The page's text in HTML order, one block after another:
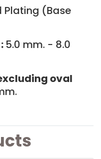
Plating (Base
5.0 mm. - 8.0
oval